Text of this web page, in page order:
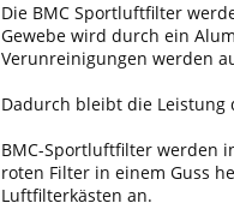
Die BMC Sportluftfilter
Gewebe wird durch ein
Verunreinigungen werden
Dadurch bleibt die Leistung
BMC-Sportluftfilter werden
roten Filter in einem Guss
Luftfilterkästen an.